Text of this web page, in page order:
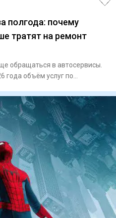
полгода: почему
тратят на ремонт
обращаться в автосервисы.
года объём услуг по